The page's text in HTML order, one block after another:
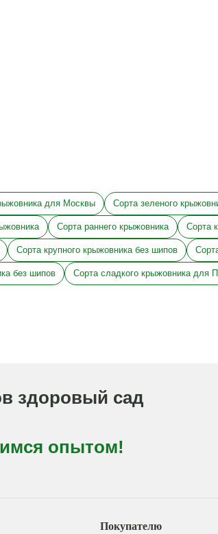
для Москвы Сорта зеленого
Сорта раннего крыжовника Сорта
Сорта крупного крыжовника без шипов
без шипов Сорта сладкого крыжовника для
здоровый сад
опытом!
Покупателю